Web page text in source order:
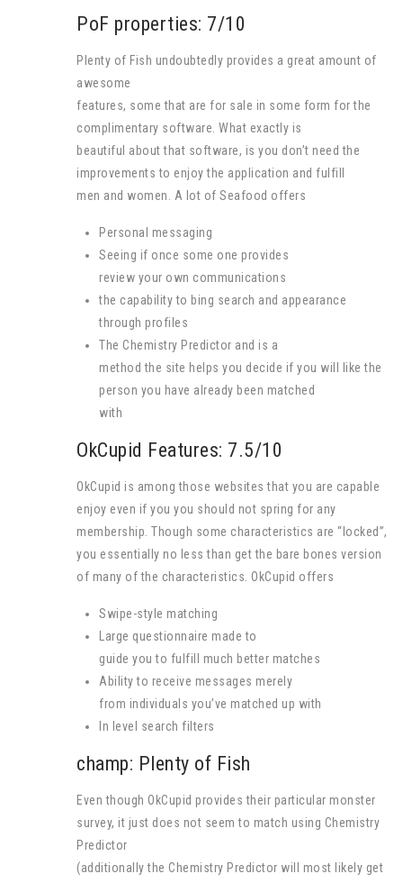
PoF properties: 7/10
Plenty of Fish undoubtedly provides a great amount of
awesome
features, some that are for sale in some form for the
complimentary software. What exactly is
beautiful about that software, is you don’t need the
improvements to enjoy the application and fulfill
men and women. A lot of Seafood offers
Personal messaging
Seeing if once some one provides
review your own communications
the capability to bing search and appearance
through profiles
The Chemistry Predictor and is a
method the site helps you decide if you will like the
person you have already been matched
with
OkCupid Features: 7.5/10
OkCupid is among those websites that you are capable
enjoy even if you you should not spring for any
membership. Though some characteristics are “locked”,
you essentially no less than get the bare bones version
of many of the characteristics. OkCupid offers
Swipe-style matching
Large questionnaire made to
guide you to fulfill much better matches
Ability to receive messages merely
from individuals you’ve matched up with
In level search filters
champ: Plenty of Fish
Even though OkCupid provides their particular monster
survey, it just does not seem to match using Chemistry
Predictor
(additionally the Chemistry Predictor will most likely get